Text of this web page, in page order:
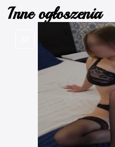
Inne ogłoszenia